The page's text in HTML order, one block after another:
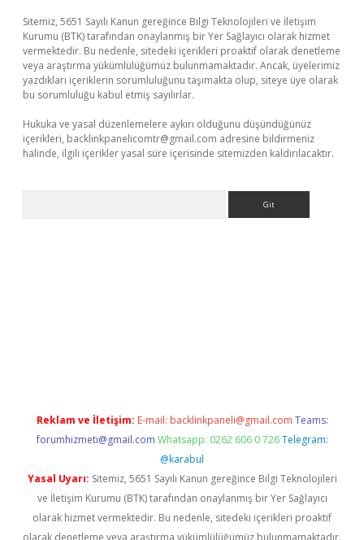
Sitemiz, 5651 Sayılı Kanun gereğince Bilgi Teknolojileri ve İletişim
Kurumu (BTK) tarafından onaylanmış bir Yer Sağlayıcı olarak hizmet
vermektedir. Bu nedenle, sitedeki içerikleri proaktif olarak denetleme
veya araştırma yükümlülüğümüz bulunmamaktadır. Ancak, üyelerimiz
yazdıkları içeriklerin sorumluluğunu taşımakta olup, siteye üye olarak
bu sorumluluğu kabul etmiş sayılırlar.
Hukuka ve yasal düzenlemelere aykırı olduğunu düşündüğünüz
içerikleri, backlinkpanelicomtr@gmail.com adresine bildirmeniz
halinde, ilgili içerikler yasal süre içerisinde sitemizden kaldırılacaktır.
Reklam ve İletişim: E-mail: backlinkpaneli@gmail.com Teams:
forumhizmeti@gmail.com Whatsapp: 0262 606 0 726 Telegram:
@karabul
Yasal Uyarı: Sitemiz, 5651 Sayılı Kanun gereğince Bilgi Teknolojileri
ve İletişim Kurumu (BTK) tarafından onaylanmış bir Yer Sağlayıcı
olarak hizmet vermektedir. Bu nedenle, sitedeki içerikleri proaktif
olarak denetleme veya araştırma yükümlülüğümüz bulunmamaktadır.